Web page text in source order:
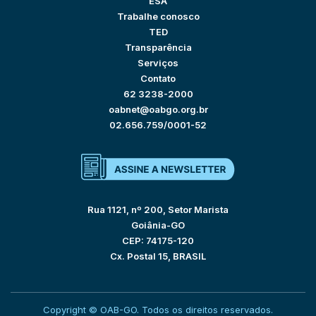
Trabalhe conosco
TED
Transparência
Serviços
Contato
62 3238-2000
oabnet@oabgo.org.br
02.656.759/0001-52
Rua 1121, nº 200, Setor Marista
Goiânia-GO
CEP: 74175-120
Cx. Postal 15, BRASIL
Copyright © OAB-GO. Todos os direitos reservados.